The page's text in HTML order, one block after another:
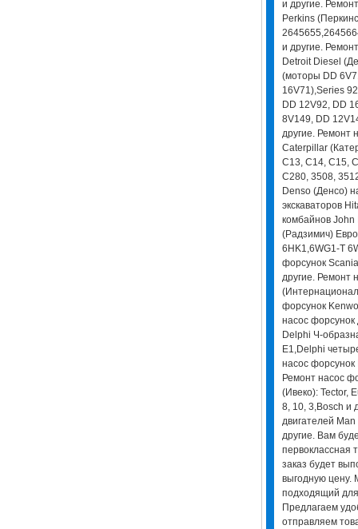
и другие.
Perkins
и другие.
Detroit Diesel
(моторы DD
16V71),Series
DD 12V92, DD
8V149, DD
другие. Ремонт
Caterpillar
C13, C14, C15,
С280, 3508,
Denso (Денсо)
экскаваторов
комбайнов John
(Радзимич)
6HK1,6WG1-T
форсунок
другие. Ремонт
форсунок
насос форсунок
Delphi Ч-
E1,Delphi
насос форсунок
Ремонт насос
(Ивеко): Tector,
8, 10, 3,Bosch и
двигателей
другие. Вам
первоклассная
заказ будет
выгодную
подходящий
Предлагаем
отправляем